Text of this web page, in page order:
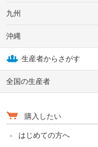
九州
沖縄
生産者からさがす
全国の生産者
購入したい
はじめての方へ